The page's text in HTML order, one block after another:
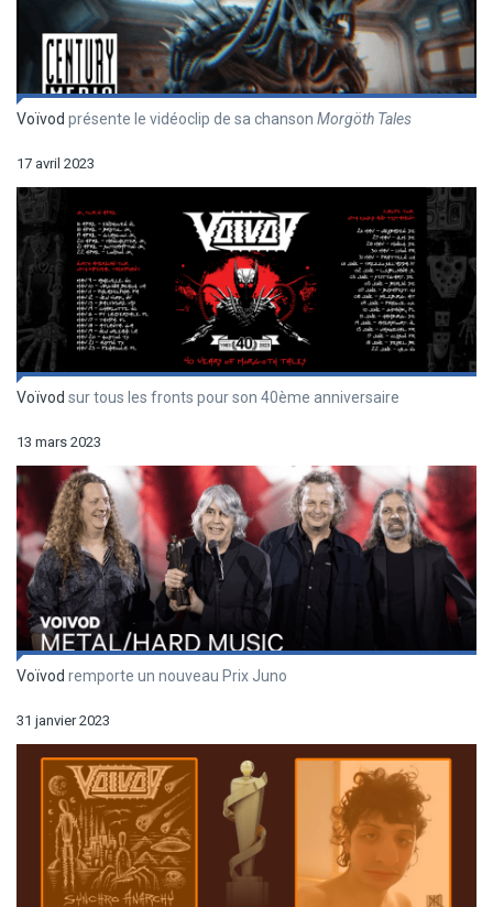
Voïvod présente le vidéoclip de sa chanson Morgöth Tales
17 avril 2023
Voïvod sur tous les fronts pour son 40ème anniversaire
13 mars 2023
Voïvod remporte un nouveau Prix Juno
31 janvier 2023